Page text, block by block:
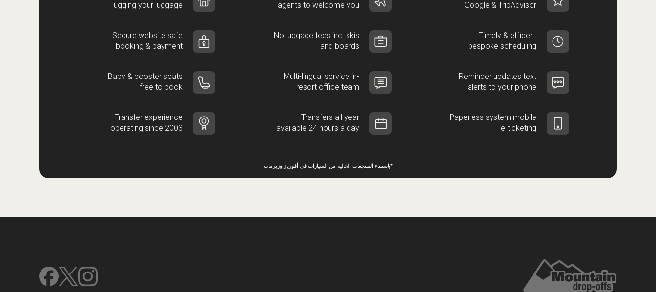
Google & TripAdvisor
agents to welcome you
lugging your luggage
Timely & efficent
bespoke scheduling
No luggage fees inc. skis
and boards
Secure website safe
booking & payment
Reminder updates text
alerts to your phone
Multi-lingual service in-
resort office team
Baby & booster seats
free to book
Paperless system mobile
e-ticketing
Transfers all year
available 24 hours a day
Transfer experience
operating since 2003
*باستثناء المنتجعات الخالية من السيارات في أفورياز وزيرمات